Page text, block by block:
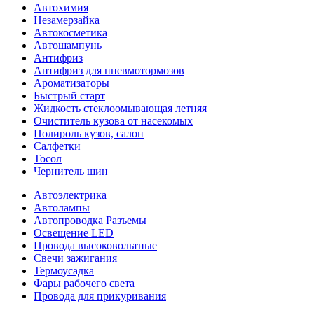
Автохимия
Незамерзайка
Автокосметика
Автошампунь
Антифриз
Антифриз для пневмотормозов
Ароматизаторы
Быстрый старт
Жидкость стеклоомывающая летняя
Очиститель кузова от насекомых
Полироль кузов, салон
Салфетки
Тосол
Чернитель шин
Автоэлектрика
Автолампы
Автопроводка Разъемы
Освещение LED
Провода высоковольтные
Свечи зажигания
Термоусадка
Фары рабочего света
Провода для прикуривания